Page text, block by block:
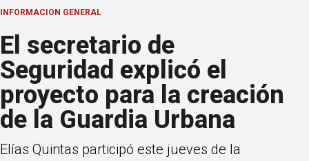
INFORMACION GENERAL
El secretario de
Seguridad explicó el
proyecto para la creación
de la Guardia Urbana
Elías Quintas participó este jueves de la